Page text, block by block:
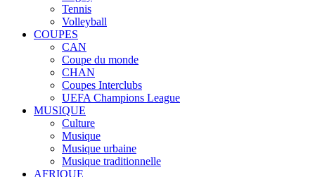
Tennis
Volleyball
COUPES
CAN
Coupe du monde
CHAN
Coupes Interclubs
UEFA Champions League
MUSIQUE
Culture
Musique
Musique urbaine
Musique traditionnelle
AFRIQUE